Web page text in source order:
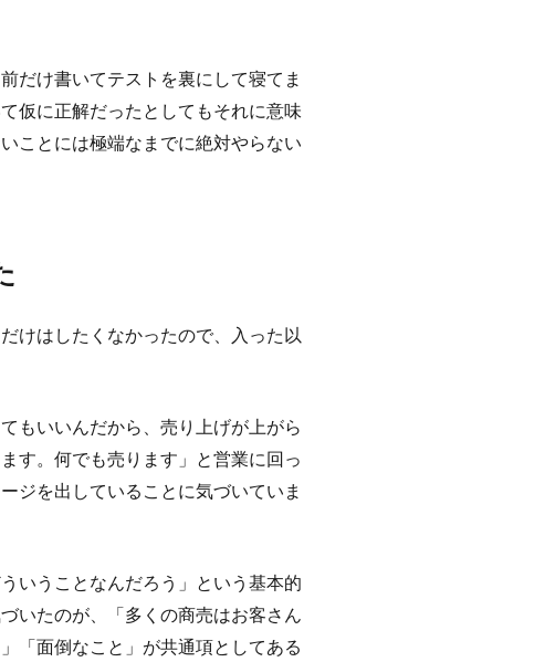
だけ書いてテストを裏にして寝てま
仮に正解だったとしてもそれに意味
ことには極端なまでに絶対やらない
けはしたくなかったので、入った以
もいいんだから、売り上げが上がら
す。何でも売ります」と営業に回っ
ジを出していることに気づいていま
いうことなんだろう」という基本的
いたのが、「多くの商売はお客さん
「面倒なこと」が共通項としてある